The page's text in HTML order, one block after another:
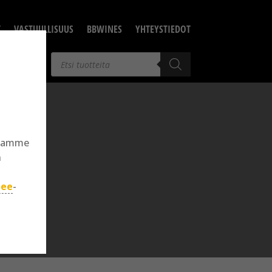
VASTUULLISUUS BBWINES YHTEYSTIEDOT
Products
search
-